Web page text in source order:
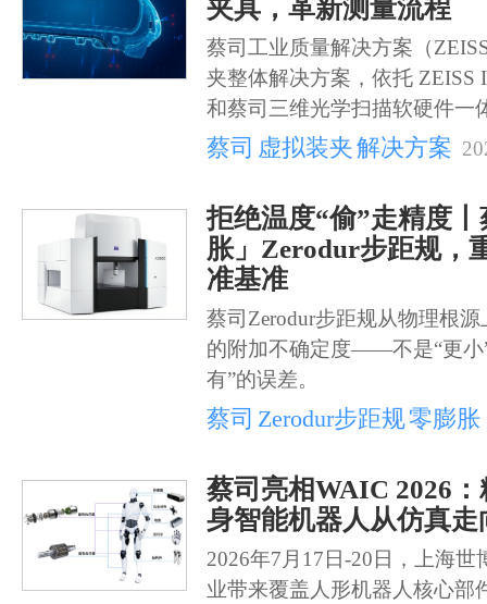
夹具，革新测量流程
蔡司工业质量解决方案（
夹整体解决方案，依托 ZEISS
和蔡司三维光学扫描软硬件一
蔡司 虚拟装夹 解决方案
拒绝温度“偷”走精度
胀」Zerodur步距规，
准基准
蔡司Zerodur步距规从物理根
的附加不确定度——不是“更小
有”的误差。
蔡司 Zerodur步距规零膨胀
蔡司亮相WAIC 2026
身智能机器人从仿真走
2026年7月17日-20日，上海
业带来覆盖人形机器人核心部